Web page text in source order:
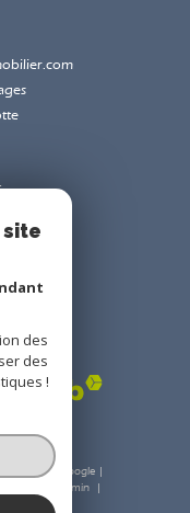
by Google |
Admin
site
des
des
!